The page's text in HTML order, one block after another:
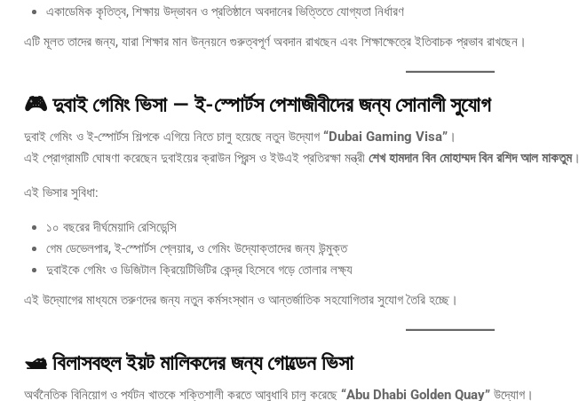
একাডেমিক কৃতিত্ব, শিক্ষায় উদ্ভাবন ও প্রতিষ্ঠানে অবদানের ভিত্তিতে যোগ্যতা নির্ধারণ
এটি মূলত তাদের জন্য, যারা শিক্ষার মান উন্নয়নে গুরুত্বপূর্ণ অবদান রাখছেন এবং শিক্ষাক্ষেত্রে ইতিবাচক প্রভাব রাখছেন।
🎮 দুবাই গেমিং ভিসা — ই-স্পোর্টস পেশাজীবীদের জন্য সোনালী সুযোগ
দুবাই গেমিং ও ই-স্পোর্টস শিল্পকে এগিয়ে নিতে চালু হয়েছে নতুন উদ্যোগ “Dubai Gaming Visa” ।
এই প্রোগ্রামটি ঘোষণা করেছেন দুবাইয়ের ক্রাউন প্রিন্স ও ইউএই প্রতিরক্ষা মন্ত্রী শেখ হামদান বিন মোহাম্মদ বিন রশিদ আল মাকতুম।
এই ভিসার সুবিধা:
১০ বছরের দীর্ঘমেয়াদি রেসিডেন্সি
গেম ডেভেলপার, ই-স্পোর্টস প্লেয়ার, ও গেমিং উদ্যোক্তাদের জন্য উন্মুক্ত
দুবাইকে গেমিং ও ডিজিটাল ক্রিয়েটিভিটির কেন্দ্র হিসেবে গড়ে তোলার লক্ষ্য
এই উদ্যোগের মাধ্যমে তরুণদের জন্য নতুন কর্মসংস্থান ও আন্তর্জাতিক সহযোগিতার সুযোগ তৈরি হচ্ছে।
🛥️ বিলাসবহুল ইয়ট মালিকদের জন্য গোল্ডেন ভিসা
অর্থনৈতিক বিনিয়োগ ও পর্যটন খাতকে শক্তিশালী করতে আবুধাবি চালু করেছে “Abu Dhabi Golden Quay” উদ্যোগ।